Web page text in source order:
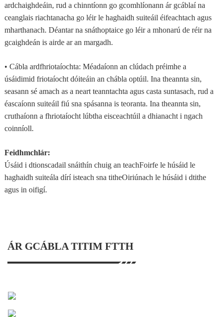
ardchaighdeáin, rud a chinntíonn go gcomhlíonann ár gcáblaí na
ceanglais riachtanacha go léir le haghaidh suiteáil éifeachtach agus
mharthanach. Déantar na snáthoptaice go léir a mhonarú de réir na
gcaighdeán is airde ar an margadh.
• Cábla ardfhriotaíochta: Méadaíonn an clúdach préimhe a
úsáidimid friotaíocht dóiteáin an chábla optúil. Ina theannta sin,
seasann sé amach as a neart teanntachta agus casta suntasach, rud a
éascaíonn suiteáil fiú sna spásanna is teoranta. Ina theannta sin,
cruthaíonn a fhriotaíocht lúbtha eisceachtúil a dhianacht i ngach
coinníoll.
Feidhmchlár:
Úsáid i dtionscadail snáithín chuig an teachFoirfe le húsáid le
haghaidh suiteála dírí isteach sna titheOiriúnach le húsáid i dtithe
agus in oifigí.
ÁR GCÁBLA TITIM FTTH